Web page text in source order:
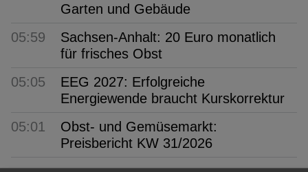
Garten und Gebäude
05:59
Sachsen-Anhalt: 20 Euro monatlich
für frisches Obst
05:05
EEG 2027: Erfolgreiche
Energiewende braucht Kurskorrektur
05:01
Obst- und Gemüsemarkt:
Preisbericht KW 31/2026